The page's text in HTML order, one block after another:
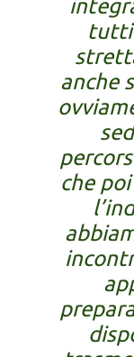
tutti
anche
che